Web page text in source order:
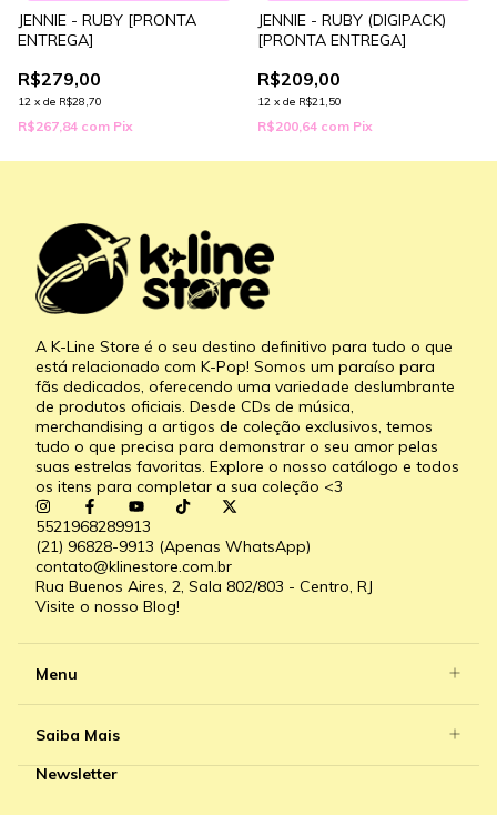
JENNIE - RUBY [PRONTA
ENTREGA]
R$279,00
12 x de R$28,70
R$267,84 com Pix
JENNIE - RUBY (DIGIPACK)
[PRONTA ENTREGA]
R$209,00
12 x de R$21,50
R$200,64 com Pix
A K-Line Store é o seu destino definitivo para tudo o que
está relacionado com K-Pop! Somos um paraíso para
fãs dedicados, oferecendo uma variedade deslumbrante
de produtos oficiais. Desde CDs de música,
merchandising a artigos de coleção exclusivos, temos
tudo o que precisa para demonstrar o seu amor pelas
suas estrelas favoritas. Explore o nosso catálogo e todos
os itens para completar a sua coleção <3
5521968289913
(21) 96828-9913 (Apenas WhatsApp)
contato@klinestore.com.br
Rua Buenos Aires, 2, Sala 802/803 - Centro, RJ
Visite o nosso Blog!
Menu
Saiba Mais
Newsletter